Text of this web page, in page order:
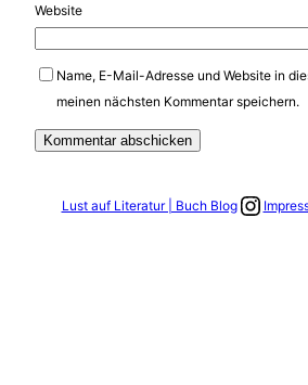
Website
Name, E-Mail-Adresse und Website in
meinen nächsten Kommentar speichern.
Lust auf Literatur | Buch BlogLink zum